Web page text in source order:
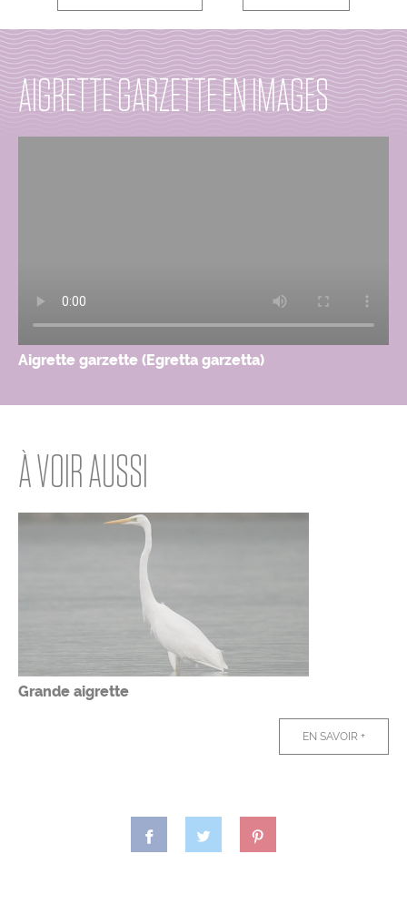
AIGRETTE GARZETTE EN IMAGES
Aigrette garzette (Egretta garzetta)
À VOIR AUSSI
Grande aigrette
EN SAVOIR +